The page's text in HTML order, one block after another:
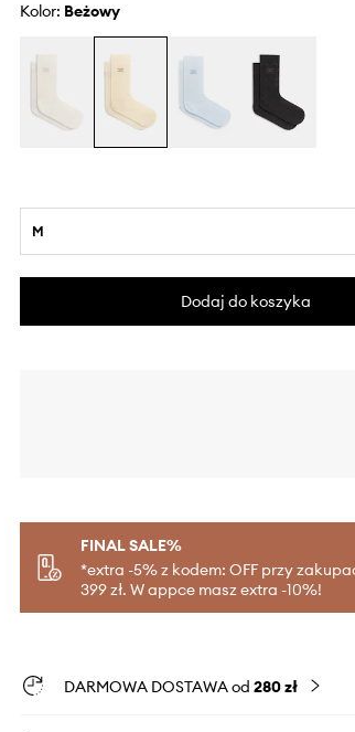
Kolor: beżowy
M
Dodaj do koszyka
FINAL SALE%
*extra -5% z kodem: OFF przy
399 zł. W appce masz extra -10%!
DARMOWA DOSTAWA od 280 zł